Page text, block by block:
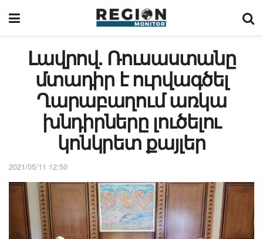
Լավրով. Ռուսաստանը
մտադիր է ուրվագծել
Ղարաբաղում առկա
խնդիրները լուծելու
կոնկրետ քայլեր
2021/05/11 12:50